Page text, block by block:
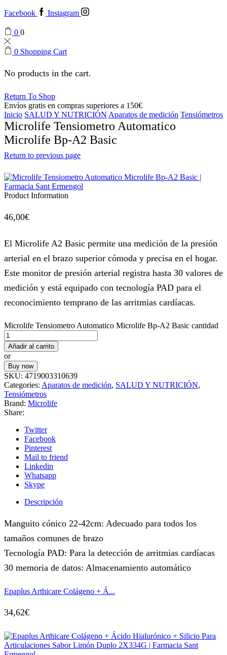
Facebook Instagram
0 0
0 Shopping Cart
No products in the cart.
Return To Shop
Envíos gratis en compras superiores a 150€
Inicio SALUD Y NUTRICIÓN Aparatos de medición Tensiómetros
Microlife Tensiometro Automatico
Microlife Bp-A2 Basic
Return to previous page
Product Information
46,00€
El Microlife A2 Basic permite una medición de la presión
arterial en el brazo superior cómoda y precisa en el hogar.
Este monitor de presión arterial registra hasta 30 valores de
medición y está equipado con tecnología PAD para el
reconocimiento temprano de las arritmias cardíacas.
Microlife Tensiometro Automatico Microlife Bp-A2 Basic cantidad
Añadir al carrito
or
Buy now
SKU: 4719003310639
Categories: Aparatos de medición, SALUD Y NUTRICIÓN,
Tensiómetros
Brand: Microlife
Share:
Twitter
Facebook
Pinterest
Mail to friend
Linkedin
Whatsapp
Skype
Descripción
Manguito cónico 22-42cm: Adecuado para todos los
tamaños comunes de brazo
Tecnología PAD: Para la detección de arritmias cardíacas
30 memoria de datos: Almacenamiento automático
Epaplus Arthicare Colágeno + Á...
34,62€